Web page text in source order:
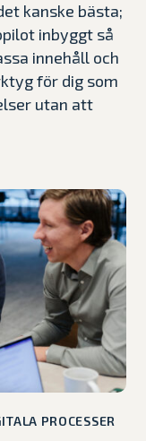
kanske bästa;
inbyggt så
innehåll och
för dig som
utan att
PROCESSER